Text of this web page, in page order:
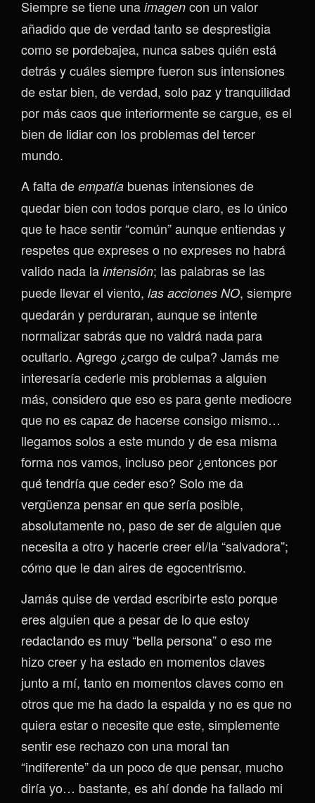
Siempre se tiene una imagen con un valor
añadido que de verdad tanto se desprestigia
como se pordebajea, nunca sabes quién está
detrás y cuáles siempre fueron sus intensiones
de estar bien, de verdad, solo paz y tranquilidad
por más caos que interiormente se cargue, es el
bien de lidiar con los problemas del tercer
mundo.
A falta de empatía buenas intensiones de
quedar bien con todos porque claro, es lo único
que te hace sentir “común” aunque entiendas y
respetes que expreses o no expreses no habrá
valido nada la intensión; las palabras se las
puede llevar el viento, las acciones NO, siempre
quedarán y perduraran, aunque se intente
normalizar sabrás que no valdrá nada para
ocultarlo. Agrego ¿cargo de culpa? Jamás me
interesaría cederle mis problemas a alguien
más, considero que eso es para gente mediocre
que no es capaz de hacerse consigo mismo…
llegamos solos a este mundo y de esa misma
forma nos vamos, incluso peor ¿entonces por
qué tendría que ceder eso? Solo me da
vergüenza pensar en que sería posible,
absolutamente no, paso de ser de alguien que
necesita a otro y hacerle creer el/la “salvadora”;
cómo que le dan aires de egocentrismo.
Jamás quise de verdad escribirte esto porque
eres alguien que a pesar de lo que estoy
redactando es muy “bella persona” o eso me
hizo creer y ha estado en momentos claves
junto a mí, tanto en momentos claves como en
otros que me ha dado la espalda y no es que no
quiera estar o necesite que este, simplemente
sentir ese rechazo con una moral tan
“indiferente” da un poco de que pensar, mucho
diría yo… bastante, es ahí donde ha fallado mi